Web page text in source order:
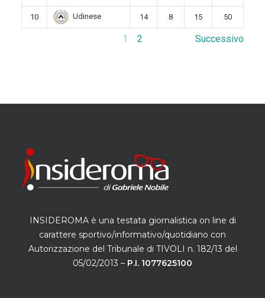
10 Udinese 14 8 15 50
1 2 Successivo
INSIDEROMA è una testata giornalistica on line di
carattere sportivo/informativo/quotidiano con
Autorizzazione del Tribunale di TIVOLI n. 182/13 del
05/02/2013 – P.I. 1077625100